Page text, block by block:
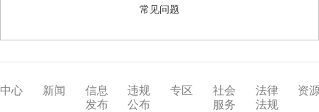
常见问题
中心 新闻
信息
发布
违规
公布
专区
社会
服务
法律
法规
资